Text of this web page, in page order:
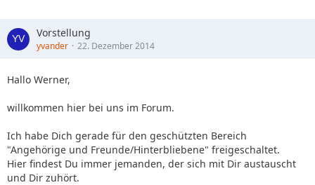
Vorstellung
yvander 22. Dezember 2014
Hallo Werner,
willkommen hier bei uns im Forum.
Ich habe Dich gerade für den geschützten Bereich
"Angehörige und Freunde/Hinterbliebene" freigeschaltet.
Hier findest Du immer jemanden, der sich mit Dir austauscht
und Dir zuhört.